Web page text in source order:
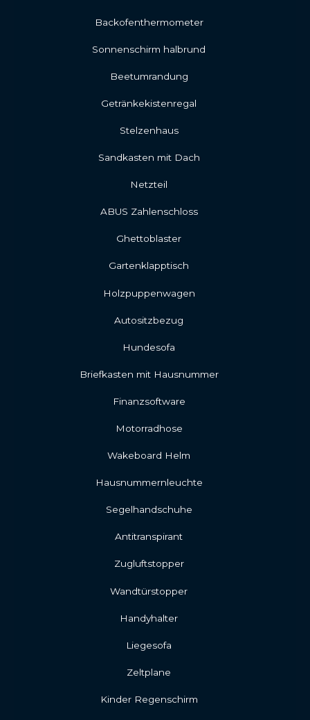
Backofenthermometer
Sonnenschirm halbrund
Beetumrandung
Getränkekistenregal
Stelzenhaus
Sandkasten mit Dach
Netzteil
ABUS Zahlenschloss
Ghettoblaster
Gartenklapptisch
Holzpuppenwagen
Autositzbezug
Hundesofa
Briefkasten mit Hausnummer
Finanzsoftware
Motorradhose
Wakeboard Helm
Hausnummernleuchte
Segelhandschuhe
Antitranspirant
Zugluftstopper
Wandtürstopper
Handyhalter
Liegesofa
Zeltplane
Kinder Regenschirm